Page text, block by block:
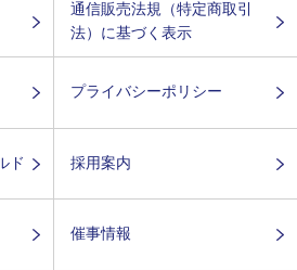
通信販売法規（特定商取引
法）に基づく表示
プライバシーポリシー
ド 採用案内
催事情報